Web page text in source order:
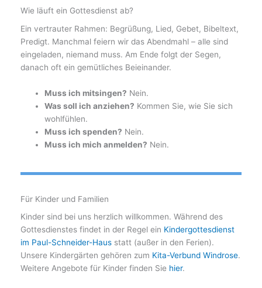
Wie läuft ein Gottesdienst ab?
Ein vertrauter Rahmen: Begrüßung, Lied, Gebet, Bibeltext,
Predigt. Manchmal feiern wir das Abendmahl – alle sind
eingeladen, niemand muss. Am Ende folgt der Segen,
danach oft ein gemütliches Beieinander.
Muss ich mitsingen? Nein.
Was soll ich anziehen? Kommen Sie, wie Sie sich
wohlfühlen.
Muss ich spenden? Nein.
Muss ich mich anmelden? Nein.
Für Kinder und Familien
Kinder sind bei uns herzlich willkommen. Während des
Gottesdienstes findet in der Regel ein Kindergottesdienst
im Paul-Schneider-Haus statt (außer in den Ferien).
Unsere Kindergärten gehören zum Kita-Verbund Windrose.
Weitere Angebote für Kinder finden Sie hier.